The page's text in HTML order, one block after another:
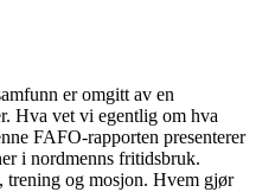
er omgitt av en
Hva vet vi egentlig om hva
FAFO-rapporten presenterer
i nordmenns fritidsbruk.
og mosjon. Hvem gjør